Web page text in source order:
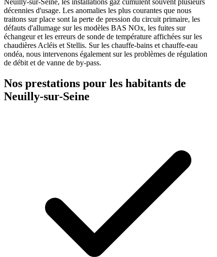
Neuilly-sur-Seine, les installations gaz cumulent souvent plusieurs
décennies d'usage. Les anomalies les plus courantes que nous
traitons sur place sont la perte de pression du circuit primaire, les
défauts d'allumage sur les modèles BAS NOx, les fuites sur
échangeur et les erreurs de sonde de température affichées sur les
chaudières Acléis et Stellis. Sur les chauffe-bains et chauffe-eau
ondéa, nous intervenons également sur les problèmes de régulation
de débit et de vanne de by-pass.
Nos prestations pour les habitants de
Neuilly-sur-Seine